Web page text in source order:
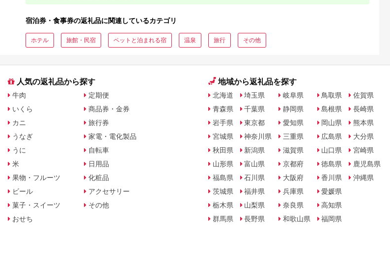
宿泊券・食事券の返礼品に関連しているカテゴリ
ホテル 旅館・民宿 ペットと泊まれる宿 温泉 旅行 その他
人気の返礼品から探す
牛肉
いくら
カニ
うなぎ
うに
米
果物・フルーツ
ビール
菓子・スイーツ
おせち
定期便
商品券・金券
旅行券
家電・電化製品
自転車
日用品
化粧品
アクセサリー
その他
地域から返礼品を探す
北海道
青森県
岩手県
宮城県
秋田県
山形県
福島県
茨城県
栃木県
群馬県
埼玉県
千葉県
東京都
神奈川県
新潟県
富山県
石川県
福井県
山梨県
長野県
岐阜県
静岡県
愛知県
三重県
滋賀県
京都府
大阪府
兵庫県
奈良県
和歌山県
鳥取県
島根県
岡山県
広島県
山口県
徳島県
香川県
愛媛県
高知県
福岡県
佐賀県
長崎県
熊本県
大分県
宮崎県
鹿児島県
沖縄県